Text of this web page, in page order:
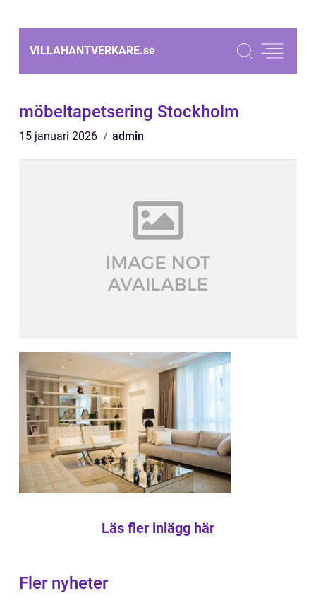
VILLAHANTVERKARE.se
möbeltapetsering Stockholm
15 januari 2026 admin
Läs fler inlägg här
Fler nyheter